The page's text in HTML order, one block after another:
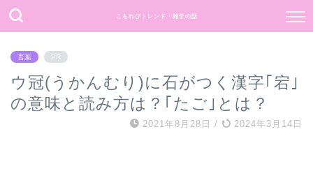
こもれびトレンド・雑学の話
言葉 PR
ウ冠(うかんむり)に石がつく漢字｢宕｣
の意味と読み方は？｢たご｣とは？
2021年8月28日 / 2024年3月14日